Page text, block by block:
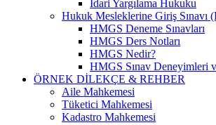
İdari Yargılama Hukuku
Hukuk Mesleklerine Giriş Sınavı
HMGS Deneme Sınavları
HMGS Ders Notları
HMGS Nedir?
HMGS Sınav Deneyimleri
ÖRNEK DILEKÇE & REHBER
Aile Mahkemesi
Tüketici Mahkemesi
Kadastro Mahkemesi